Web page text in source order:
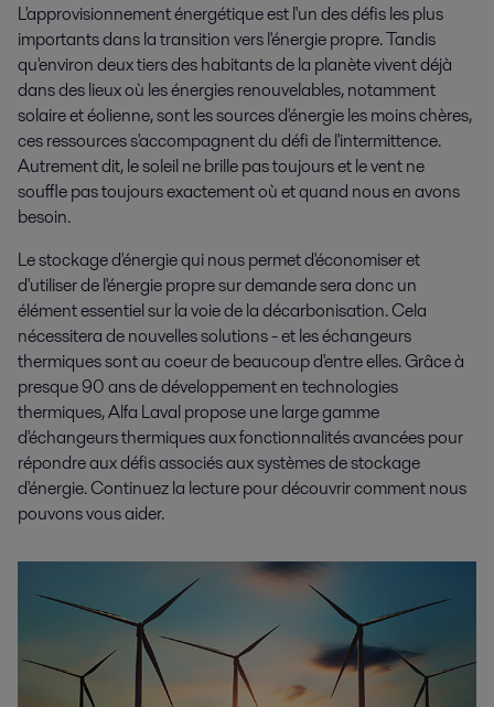
L'approvisionnement énergétique est l'un des défis les plus
importants dans la transition vers l'énergie propre. Tandis
qu'environ deux tiers des habitants de la planète vivent déjà
dans des lieux où les énergies renouvelables, notamment
solaire et éolienne, sont les sources d'énergie les moins chères,
ces ressources s'accompagnent du défi de l'intermittence.
Autrement dit, le soleil ne brille pas toujours et le vent ne
souffle pas toujours exactement où et quand nous en avons
besoin.
Le stockage d'énergie qui nous permet d'économiser et
d'utiliser de l'énergie propre sur demande sera donc un
élément essentiel sur la voie de la décarbonisation. Cela
nécessitera de nouvelles solutions - et les échangeurs
thermiques sont au coeur de beaucoup d'entre elles. Grâce à
presque 90 ans de développement en technologies
thermiques, Alfa Laval propose une large gamme
d'échangeurs thermiques aux fonctionnalités avancées pour
répondre aux défis associés aux systèmes de stockage
d'énergie. Continuez la lecture pour découvrir comment nous
pouvons vous aider.